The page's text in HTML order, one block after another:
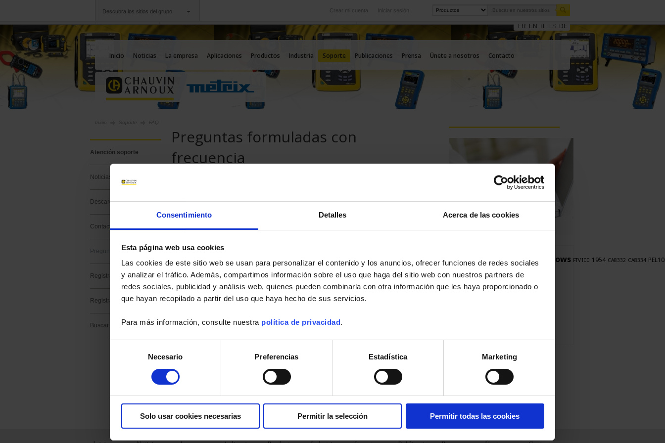
Consentimiento Detalles Acerca de las cookies
Esta página web usa cookies
Las cookies de este sitio web se usan para personalizar el contenido y los anuncios, ofrecer funciones de redes sociales
y analizar el tráfico. Además, compartimos información sobre el uso que haga del sitio web con nuestros partners de
redes sociales, publicidad y análisis web, quienes pueden combinarla con otra información que les haya proporcionado o
que hayan recopilado a partir del uso que haya hecho de sus servicios.
Para más información, consulte nuestra política de privacidad.
consentimiento
Necesario Preferencias Estadística Marketing
Solo usar cookies necesarias Permitir la selección Permitir todas las cookies
Descubra los sitios del grupo Iniciar sesión
Crear mi cuenta
Chauvin Arnoux
Una oferta a su servicio
Internacional
Nuestras filiales en el extranjero
FR EN IT DE
Inicio Noticias La empresa Aplicaciones Productos Industria Soporte Publicaciones Prensa Únete a nosotros Contacto
Inicio Soporte FAQ
Atención soporte
Noticias
Descarga
Contacto soporte
Preguntas frecuentes
Registrar un producto
Registrar un software
Buscar
Preguntas formuladas con
frecuencia
productos y servicios. No dude en utilizar nuestro buscador por palabras clave
para encontrar una respuesta a su pregunta.
Palabras clave :
Tema :
Categoría de producto :
Ningún resultado corresponde a su búsqueda.
Haga una pregunta a un
técnico de apoyo
PEL102 Firmware LabWindows FTV100 1954 CA8332 CA8334
8345 CA8345